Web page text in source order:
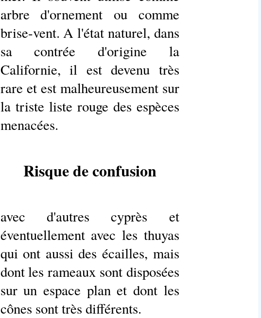
arbre d'ornement ou comme
brise-vent. A l'état naturel, dans
sa contrée d'origine la
Californie, il est devenu très
rare et est malheureusement sur
la triste liste rouge des espèces
menacées.
Risque de confusion
avec d'autres cyprès et
éventuellement avec les thuyas
qui ont aussi des écailles, mais
dont les rameaux sont disposées
sur un espace plan et dont les
cônes sont très différents.